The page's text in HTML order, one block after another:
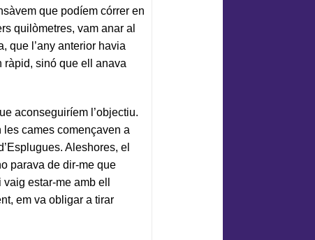
que podíem córrer en
quilòmetres, vam anar al
que l’any anterior havia
ràpid, sinó que ell anava
aconseguiríem l’objectiu.
cames començaven a
Aleshores, el
parava de dir-me que
estar-me amb ell
em va obligar a tirar